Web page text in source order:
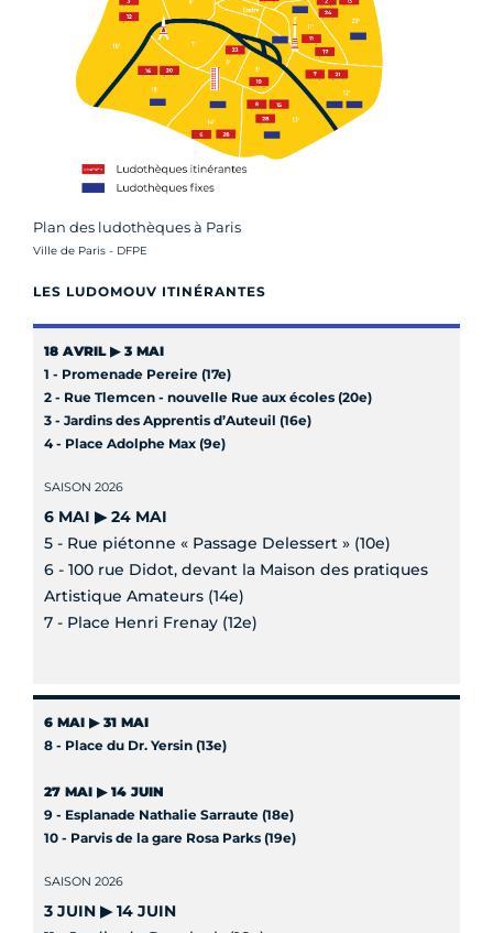
Plan des ludothèques à Paris
Crédit photo :
Ville de Paris - DFPE
LES LUDOMOUV ITINÉRANTES
18 AVRIL ▶ 3 MAI
1 - Promenade Pereire (17e)
2 - Rue Tlemcen - nouvelle Rue aux écoles (20e)
3 - Jardins des Apprentis d’Auteuil (16e)
4 - Place Adolphe Max (9e)
SAISON 2026
6 MAI ▶ 24 MAI
5 - Rue piétonne « Passage Delessert » (10e)
6 - 100 rue Didot, devant la Maison des pratiques
Artistique Amateurs (14e)
7 - Place Henri Frenay (12e)
6 MAI ▶ 31 MAI
8 - Place du Dr. Yersin (13e)
27 MAI ▶ 14 JUIN
9 - Esplanade Nathalie Sarraute (18e)
10 - Parvis de la gare Rosa Parks (19e)
SAISON 2026
3 JUIN ▶ 14 JUIN